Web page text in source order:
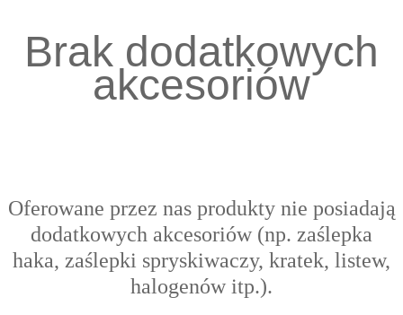
Brak dodatkowych
akcesoriów
Oferowane przez nas produkty nie posiadają
dodatkowych akcesoriów (np. zaślepka
haka, zaślepki spryskiwaczy, kratek, listew,
halogenów itp.).